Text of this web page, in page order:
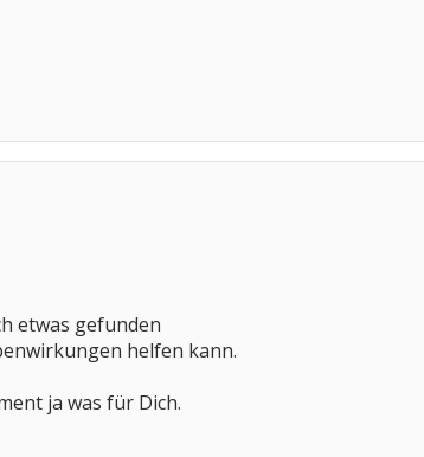
etwas gefunden
helfen kann.
ja was für Dich.